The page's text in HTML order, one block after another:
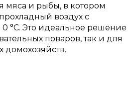
мяса и рыбы, в котором
воздух с
°C. Это идеальное решение
поваров, так и для
домохозяйств.